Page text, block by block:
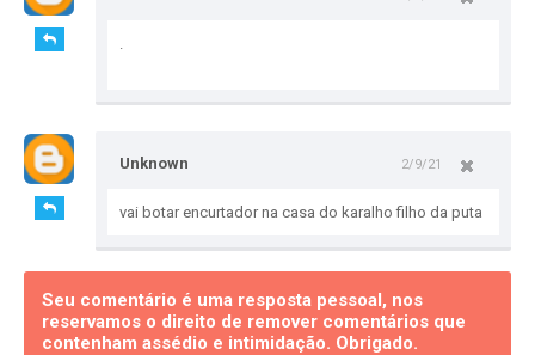
Unknown 2/9/21
vai botar encurtador na casa do karalho filho da puta
Seu comentário é uma resposta pessoal, nos
reservamos o direito de remover comentários que
contenham assédio e intimidação. Obrigado.